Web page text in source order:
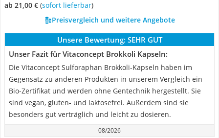
ab 21,00 € ( Sofort lieferbar)
Preisvergleich und weitere Angebote
Unsere Bewertung: SEHR GUT
Unser Fazit für Vitaconcept Brokkoli Kapseln:
Die Vitaconcept Sulforaphan Brokkoli-Kapseln haben im
Gegensatz zu anderen Produkten in unserem Vergleich ein
Bio-Zertifikat und werden ohne Gentechnik hergestellt. Sie
sind vegan, gluten- und laktosefrei. Außerdem sind sie
besonders gut verträglich und leicht zu dosieren.
08/2026